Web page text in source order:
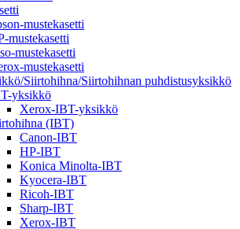
mustekasetti
mustekasetti
mustekasetti
mustekasetti
Siirtohihna/Siirtohihnan puhdistusyksikkö
yksikkö
Xerox-IBT-yksikkö
(IBT)
Canon-IBT
HP-IBT
Konica Minolta-IBT
Kyocera-IBT
Ricoh-IBT
Sharp-IBT
Xerox-IBT